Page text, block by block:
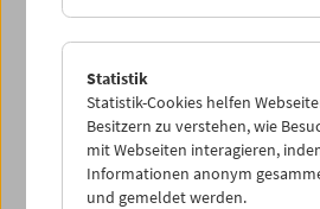
Helen Levitt
Statistik
Statistik-Cookies helfen
Besitzern zu verstehen, wie
mit Webseiten interagieren,
Informationen anonym
und gemeldet werden.